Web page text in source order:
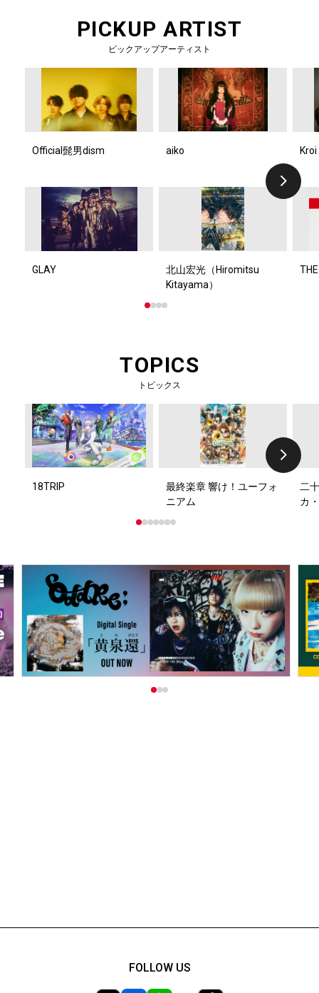
PICKUP ARTIST
ピックアップアーティスト
Official髭男dism aiko
GLAY
北山宏光（Hiromitsu
Kitayama）
Kroi
TOPICS
トピックス
18TRIP
最終楽章 響け！ユーフォ
ニアム
二
カ
FOLLOW US